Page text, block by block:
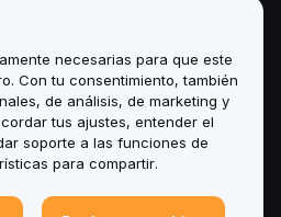
necesarias para que este
Con tu consentimiento, también
de análisis, de marketing y
tus ajustes, entender el
soporte a las funciones de
para compartir.